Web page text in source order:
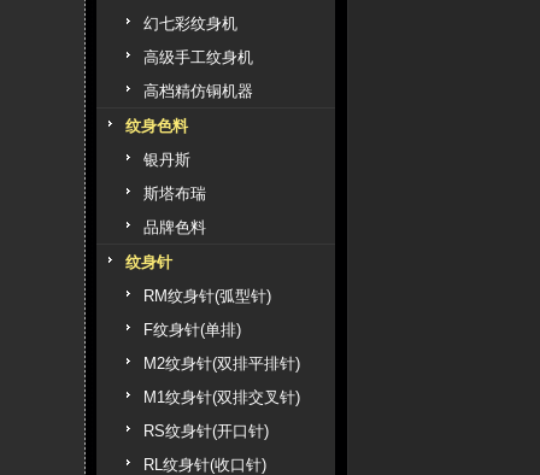
幻七彩纹身机
高级手工纹身机
高档精仿铜机器
纹身色料
银丹斯
斯塔布瑞
品牌色料
纹身针
RM纹身针(弧型针)
F纹身针(单排)
M2纹身针(双排平排针)
M1纹身针(双排交叉针)
RS纹身针(开口针)
RL纹身针(收口针)